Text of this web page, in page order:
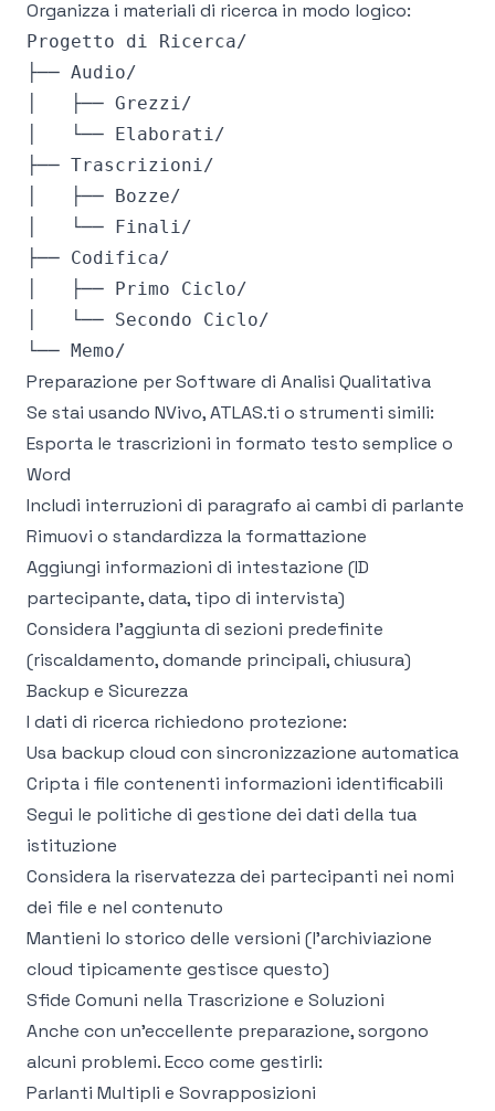
Organizza i materiali di ricerca in modo logico:
Progetto di Ricerca/
├── Audio/
│   ├── Grezzi/
│   └── Elaborati/
├── Trascrizioni/
│   ├── Bozze/
│   └── Finali/
├── Codifica/
│   ├── Primo Ciclo/
│   └── Secondo Ciclo/
Preparazione per Software di Analisi Qualitativa
Se stai usando NVivo, ATLAS.ti o strumenti simili:
Esporta le trascrizioni in formato testo semplice o
Word
Includi interruzioni di paragrafo ai cambi di parlante
Rimuovi o standardizza la formattazione
Aggiungi informazioni di intestazione (ID
partecipante, data, tipo di intervista)
Considera l'aggiunta di sezioni predefinite
(riscaldamento, domande principali, chiusura)
Backup e Sicurezza
I dati di ricerca richiedono protezione:
Usa backup cloud con sincronizzazione automatica
Cripta i file contenenti informazioni identificabili
Segui le politiche di gestione dei dati della tua
istituzione
Considera la riservatezza dei partecipanti nei nomi
dei file e nel contenuto
Mantieni lo storico delle versioni (l'archiviazione
cloud tipicamente gestisce questo)
Sfide Comuni nella Trascrizione e Soluzioni
Anche con un'eccellente preparazione, sorgono
alcuni problemi. Ecco come gestirli:
Parlanti Multipli e Sovrapposizioni